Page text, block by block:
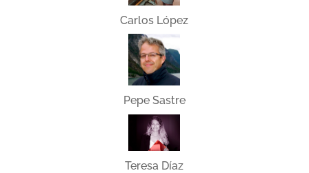
Carlos López
Pepe Sastre
Teresa Díaz